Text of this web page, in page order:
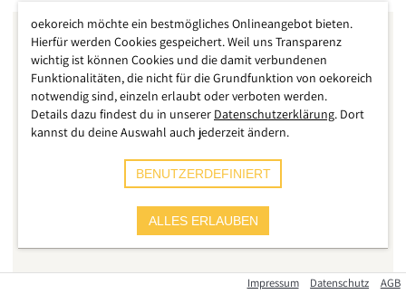
Youtube Videos
Diese Funktion speichert Cookies und benötigt deine
Zustimmung. Mehr Informationen findest du in unserer
Impressum Datenschutz AGB
oekoreich möchte ein bestmögliches Onlineangebot bieten.
Hierfür werden Cookies gespeichert. Weil uns Transparenz
wichtig ist können Cookies und die damit verbundenen
Funktionalitäten, die nicht für die Grundfunktion von oekoreich
notwendig sind, einzeln erlaubt oder verboten werden.
Details dazu findest du in unserer Datenschutzerklärung. Dort
kannst du deine Auswahl auch jederzeit ändern.
BENUTZERDEFINIERT
ALLES ERLAUBEN